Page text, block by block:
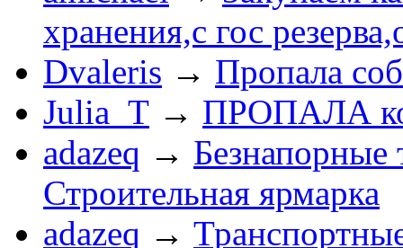
хранения,с гос
Dvaleris → Пропала
Julia_T → ПРОПАЛА
adazeq → Безнапорные
Строительная ярмарка
adazeq →